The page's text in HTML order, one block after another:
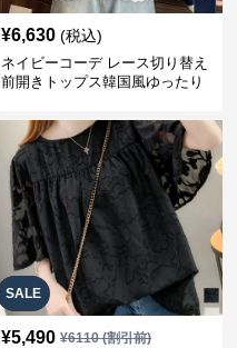
¥6,630 (税込)
ネイビーコーデ レース切り替え
前開きトップス韓国風ゆったり
SALE
¥5,490 ¥6110(割引前)